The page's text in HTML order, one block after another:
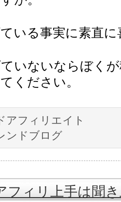
いる事実に素直
いないならぼく
ください。
アフィリエイト
ンドブログ
フィリ上手は聞